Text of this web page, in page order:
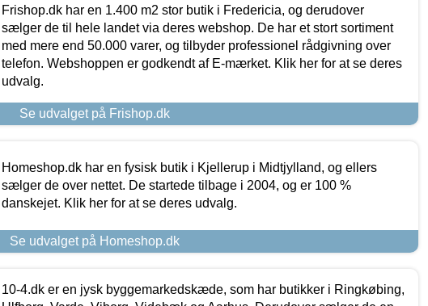
Frishop.dk har en 1.400 m2 stor butik i Fredericia, og derudover
sælger de til hele landet via deres webshop. De har et stort sortiment
med mere end 50.000 varer, og tilbyder professionel rådgivning over
telefon. Webshoppen er godkendt af E-mærket. Klik her for at se deres
udvalg.
Se udvalget på Frishop.dk
Homeshop.dk har en fysisk butik i Kjellerup i Midtjylland, og ellers
sælger de over nettet. De startede tilbage i 2004, og er 100 %
danskejet. Klik her for at se deres udvalg.
Se udvalget på Homeshop.dk
10-4.dk er en jysk byggemarkedskæde, som har butikker i Ringkøbing,